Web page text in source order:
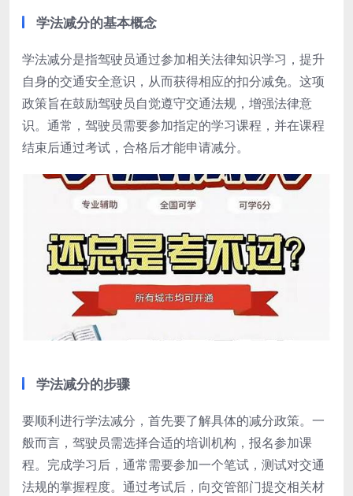
学法减分的基本概念
学法减分是指驾驶员通过参加相关法律知识学习，提升
自身的交通安全意识，从而获得相应的扣分减免。这项
政策旨在鼓励驾驶员自觉遵守交通法规，增强法律意
识。通常，驾驶员需要参加指定的学习课程，并在课程
结束后通过考试，合格后才能申请减分。
学法减分的步骤
要顺利进行学法减分，首先要了解具体的减分政策。一
般而言，驾驶员需选择合适的培训机构，报名参加课
程。完成学习后，通常需要参加一个笔试，测试对交通
法规的掌握程度。通过考试后，向交管部门提交相关材